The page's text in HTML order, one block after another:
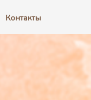
Контакты